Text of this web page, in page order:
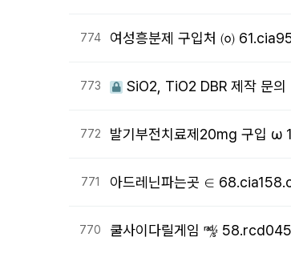
774 여성흥분제 구입처 ㈇
773 SiO2, TiO2 DBR 제작 문의
772 발기부전치료제20mg 구입 ω
771 아드레닌파는곳 ∈
770 쿨사이다릴게임 ㎯